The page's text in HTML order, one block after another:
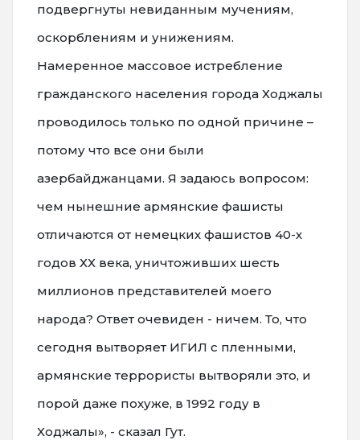
подвергнуты невиданным мучениям,
оскорблениям и унижениям.
Намеренное массовое истребление
гражданского населения города Ходжалы
проводилось только по одной причине –
потому что все они были
азербайджанцами. Я задаюсь вопросом:
чем нынешние армянские фашисты
отличаются от немецких фашистов 40-х
годов ХХ века, уничтоживших шесть
миллионов представителей моего
народа? Ответ очевиден - ничем. То, что
сегодня вытворяет ИГИЛ с пленными,
армянские террористы вытворяли это, и
порой даже похуже, в 1992 году в
Ходжалы», - сказал Гут.